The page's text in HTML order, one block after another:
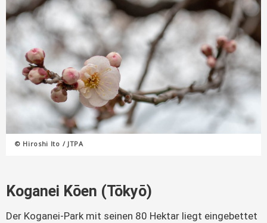
© Hiroshi Ito / JTPA
Koganei Kōen (Tōkyō)
Der Koganei-Park mit seinen 80 Hektar liegt eingebettet